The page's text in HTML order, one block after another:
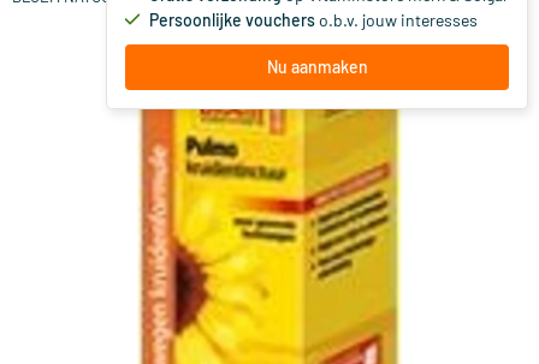
Persoonlijke voucherso.b.v. jouw interesses
Nu aanmaken